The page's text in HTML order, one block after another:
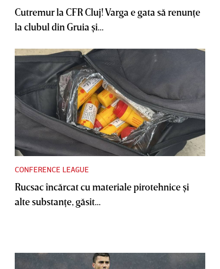
Cutremur la CFR Cluj! Varga e gata să renunţe
la clubul din Gruia şi...
CONFERENCE LEAGUE
Rucsac încărcat cu materiale pirotehnice şi
alte substanţe, găsit...